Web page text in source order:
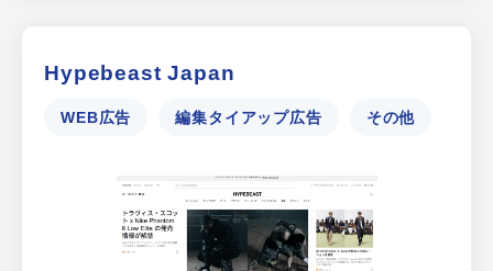
Hypebeast Japan
WEB広告 編集タイアップ広告 その他